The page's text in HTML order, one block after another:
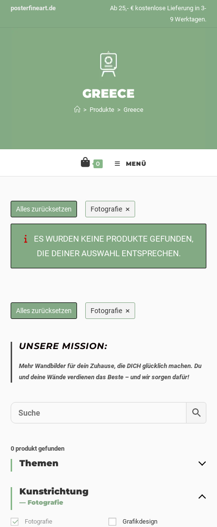
Zumposterfineart.de
Ab 25,- € kostenlose Lieferung in 3-
9 Werktagen.
GREECE
> Produkte > Greece
0 MENÜ
Alles zurücksetzen Fotografie ×
ES WURDEN KEINE PRODUKTE GEFUNDEN,
DIE DEINER AUSWAHL ENTSPRECHEN.
Alles zurücksetzen Fotografie ×
UNSERE MISSION:
Mehr Wandbilder für dein Zuhause, die DICH glücklich machen. Du
und deine Wände verdienen das Beste – und wir sorgen dafür!
0 produkt gefunden
Themen
Kunstrichtung
— Fotografie
Fotografie Grafikdesign